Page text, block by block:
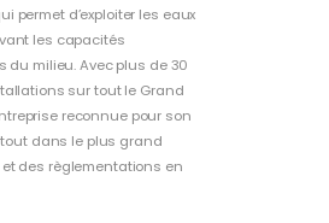
permet d’exploiter les eaux
les capacités
milieu. Avec plus de 30
sur tout le Grand
reconnue pour son
dans le plus grand
des règlementations en